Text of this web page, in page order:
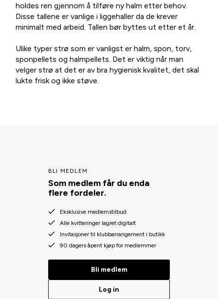
holdes ren gjennom å tilføre ny halm etter behov.
Disse tallene er vanlige i liggehaller da de krever
minimalt med arbeid. Tallen bør byttes ut etter et år.
Ulike typer strø som er vanligst er halm, spon, torv,
sponpellets og halmpellets. Det er viktig når man
velger strø at det er av bra hygienisk kvalitet, det skal
lukte frisk og ikke støve.
BLI MEDLEM
Som medlem får du enda
flere fordeler.
Eksklusive medlemstilbud
Alle kvitteringer lagret digitalt
Invitasjoner til klubbarrangement i butikk
90 dagers åpent kjøp for medlemmer
Bli medlem
Log in